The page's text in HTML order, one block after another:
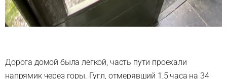
Дорога домой была легкой, часть пути проехали
напрямик через горы. Гугл, отмерявший 1,5 часа на 34